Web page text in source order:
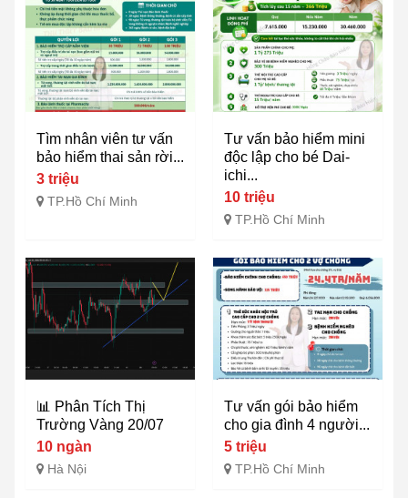
Tìm nhân viên tư vấn
bảo hiểm thai sản rời...
3 triệu
TP.Hồ Chí Minh
Tư vấn bảo hiểm mini
độc lập cho bé Dai-
ichi...
10 triệu
TP.Hồ Chí Minh
📊 Phân Tích Thị
Trường Vàng 20/07
10 ngàn
Hà Nội
Tư vấn gói bảo hiểm
cho gia đình 4 người...
5 triệu
TP.Hồ Chí Minh